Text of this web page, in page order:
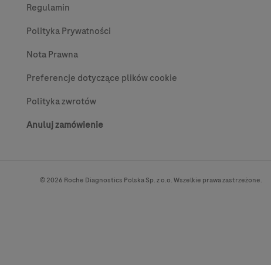
Regulamin
Polityka Prywatności
Nota Prawna
Preferencje dotyczące plików cookie
Polityka zwrotów
Anuluj zamówienie
© 2026 Roche Diagnostics Polska Sp. z o.o. Wszelkie prawa zastrzeżone.